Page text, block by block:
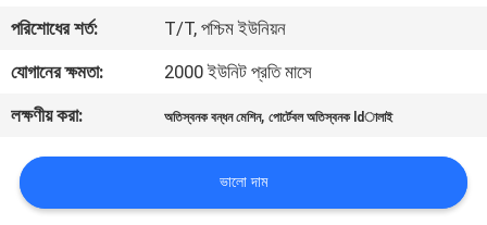
আমাদের
সাথে
যোগাযোগ
করুন
খবর
পরিশোধের শর্ত:
T/T, পশ্চিম ইউনিয়ন
যোগানের ক্ষমতা:
2000 ইউনিট প্রতি মাসে
লক্ষণীয় করা:
অতিস্বনক বন্ধন মেশিন,পোর্টেবল অতিস্বনক ldালাই
ভালো দাম